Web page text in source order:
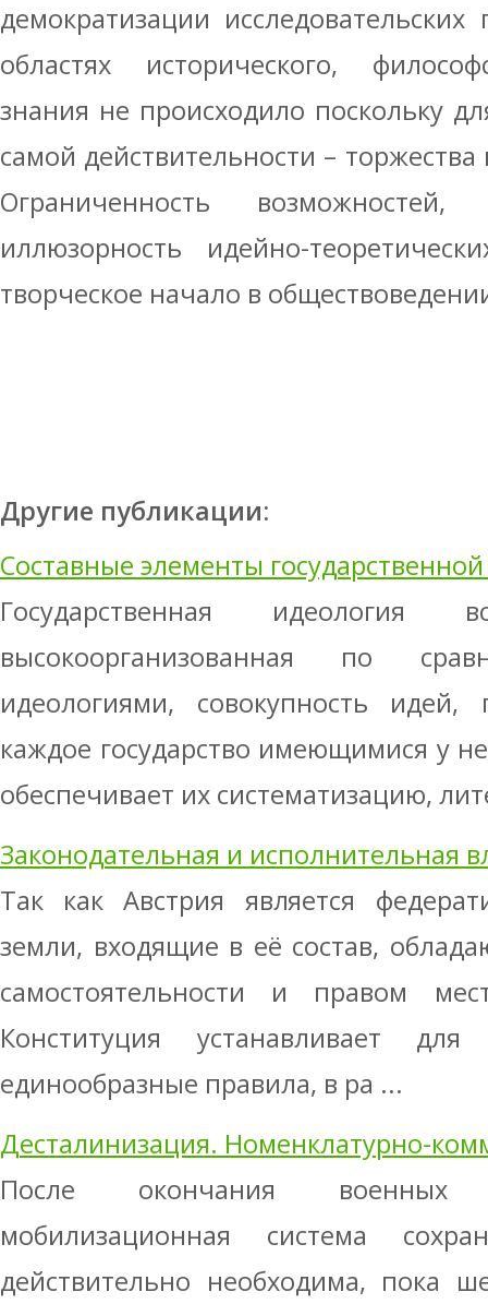
демократизации
областях исторического,
знания не происходило поскольку
самой действительности –
Ограниченность
иллюзорность идейно-
творческое начало в
Другие публикации:
Составные элементы
Государственная
высокоорганизованная по
идеологиями, совокупность идей,
каждое государство имеющимися у
обеспечивает их систематизацию,
Законодательная и исполнительная
Так как Австрия является
земли, входящие в её состав,
самостоятельности и правом
Конституция устанавливает
единообразные правила, в ра ...
Десталинизация. Номенклатурно-
После окончания военных
мобилизационная система
действительно необходима, пока